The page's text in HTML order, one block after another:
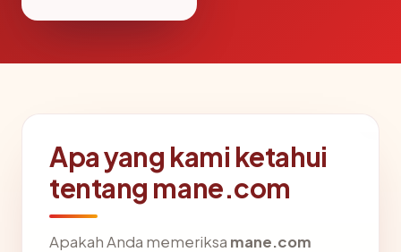
Apa yang kami ketahui
tentang mane.com
Apakah Anda memeriksa mane.com